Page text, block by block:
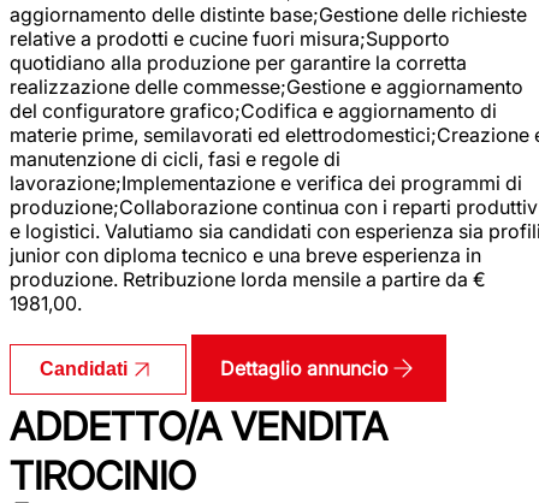
aggiornamento delle distinte base;Gestione delle richieste
relative a prodotti e cucine fuori misura;Supporto
quotidiano alla produzione per garantire la corretta
realizzazione delle commesse;Gestione e aggiornamento
del configuratore grafico;Codifica e aggiornamento di
materie prime, semilavorati ed elettrodomestici;Creazione
manutenzione di cicli, fasi e regole di
lavorazione;Implementazione e verifica dei programmi di
produzione;Collaborazione continua con i reparti
e logistici. Valutiamo sia candidati con esperienza sia
junior con diploma tecnico e una breve esperienza in
produzione. Retribuzione lorda mensile a partire da €
1981,00.
Candidati Dettaglio annuncio
ADDETTO/A VENDITA
TIROCINIO